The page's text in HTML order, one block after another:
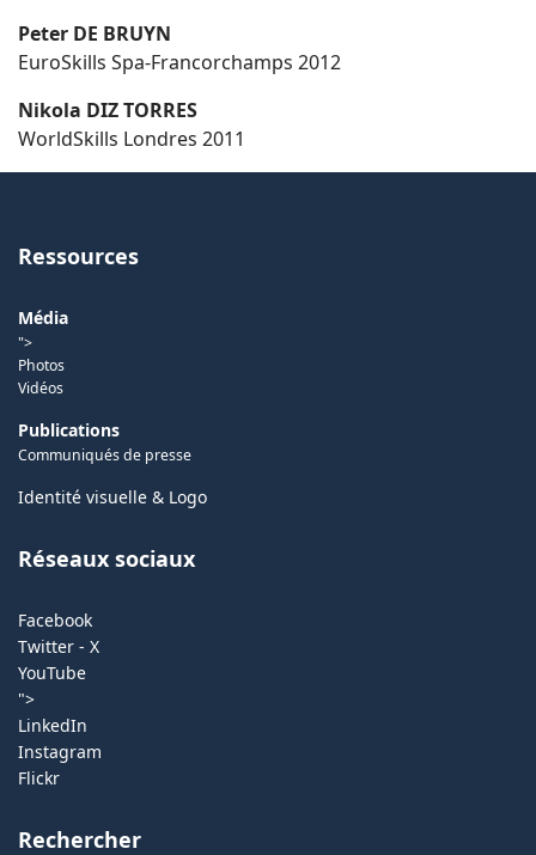
Peter DE BRUYN
EuroSkills Spa-Francorchamps 2012
Nikola DIZ TORRES
WorldSkills Londres 2011
Ressources
Média
">
Photos
Vidéos
Publications
Communiqués de presse
Identité visuelle & Logo
Réseaux sociaux
Facebook
Twitter - X
YouTube
">
LinkedIn
Instagram
Flickr
Rechercher